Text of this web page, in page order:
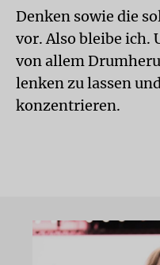
Denken sowie die
vor. Also bleibe ich.
von allem
lenken zu lassen
konzentrieren.